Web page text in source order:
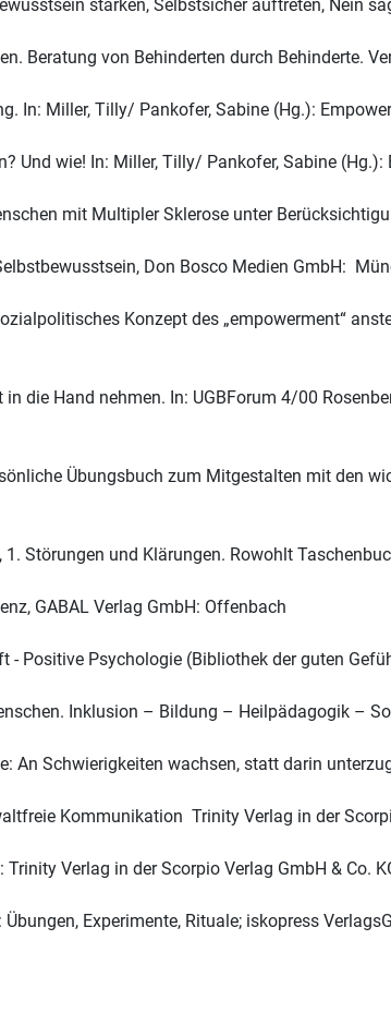
stärken, Selbstsicher auftreten, Nein
Beratung von Behinderten durch Behinderte.
In: Miller, Tilly/ Pankofer, Sabine (Hg.):
Und wie! In: Miller, Tilly/ Pankofer, Sabine
mit Multipler Sklerose unter
Don Bosco Medien GmbH:
Konzept des „empowerment“
die Hand nehmen. In: UGBForum 4/00
Übungsbuch zum Mitgestalten mit den
Störungen und Klärungen. Rowohlt
GABAL Verlag GmbH: Offenbach
Positive Psychologie (Bibliothek der guten
Inklusion – Bildung – Heilpädagogik –
An Schwierigkeiten wachsen, statt darin
Kommunikation Trinity Verlag in der
Verlag in der Scorpio Verlag GmbH & Co.
Experimente, Rituale; iskopress